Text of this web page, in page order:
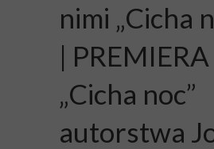
nimi „Cicha
|
„Cicha noc”
autorstwa